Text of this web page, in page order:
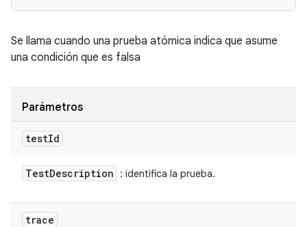
Se llama cuando una prueba atómica indica que asume
una condición que es falsa
Parámetros
testId
TestDescription : identifica la prueba.
trace